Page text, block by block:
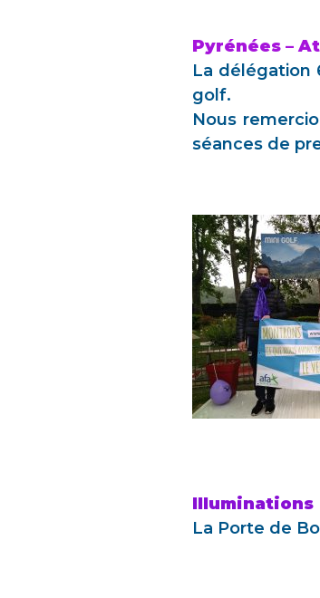
Pyrénées –
La délégation
golf.
Nous
séances de
Illuminations
La Porte de